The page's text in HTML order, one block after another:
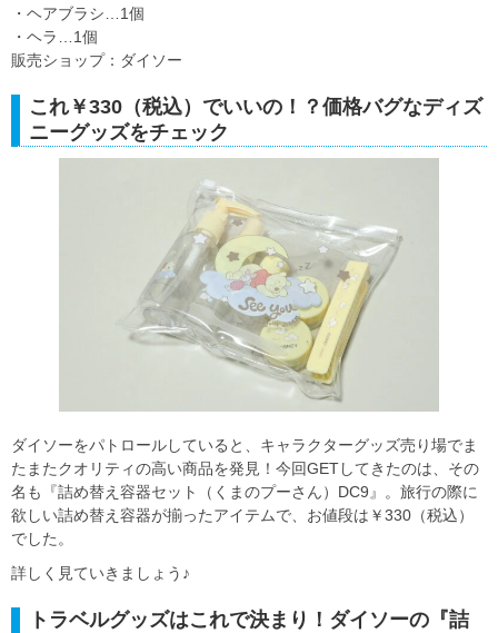
・ヘアブラシ…1個
・ヘラ…1個
販売ショップ：ダイソー
これ￥330（税込）でいいの！？価格バグなディズ
ニーグッズをチェック
ダイソーをパトロールしていると、キャラクターグッズ売り場でま
たまたクオリティの高い商品を発見！今回GETしてきたのは、その
名も『詰め替え容器セット（くまのプーさん）DC9』。旅行の際に
欲しい詰め替え容器が揃ったアイテムで、お値段は￥330（税込）
でした。
詳しく見ていきましょう♪
トラベルグッズはこれで決まり！ダイソーの『詰